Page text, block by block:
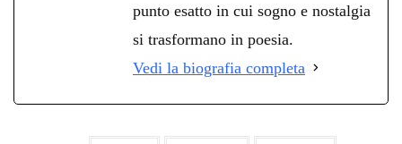
punto esatto in cui sogno e nostalgia
si trasformano in poesia.
Vedi la biografia completa